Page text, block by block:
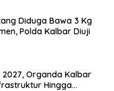
Diduga Bawa 3 Kg
Polda Kalbar Diuji
2027, Organda Kalbar
Hingga